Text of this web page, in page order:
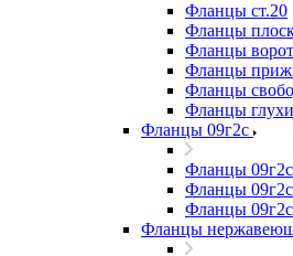
Фланцы ст.20
Фланцы
Фланцы
Фланцы
Фланцы
Фланцы
Фланцы 09г2с
Фланцы 09г2с
Фланцы
Фланцы
Фланцы